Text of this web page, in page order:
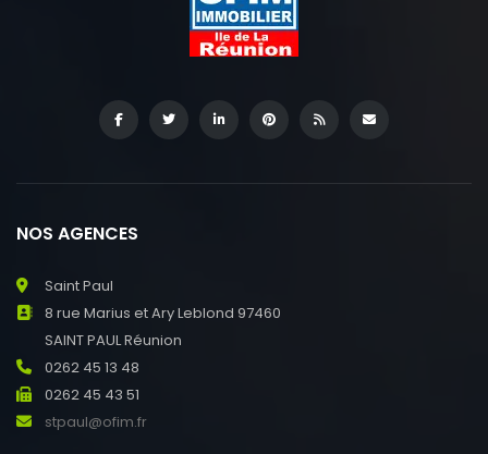
NOS AGENCES
Saint Paul
8 rue Marius et Ary Leblond 97460
SAINT PAUL Réunion
0262 45 13 48
0262 45 43 51
stpaul@ofim.fr